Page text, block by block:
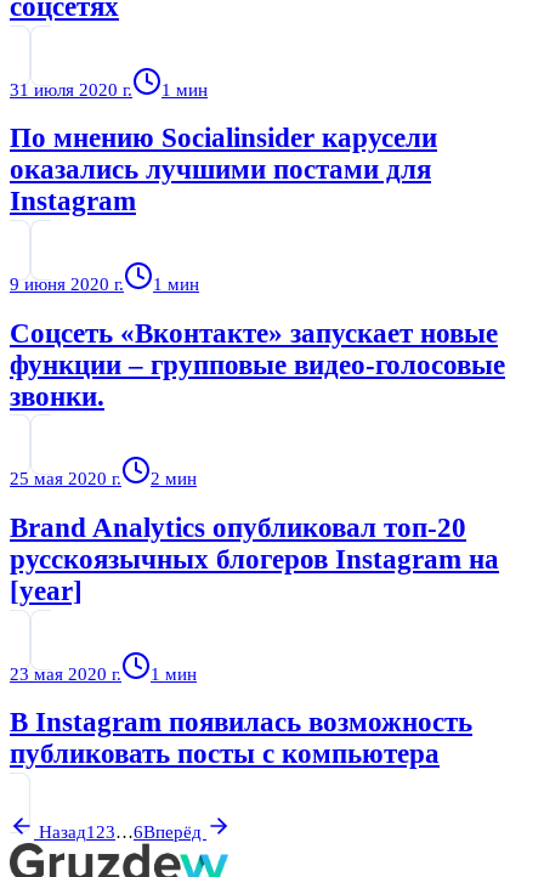
соцсетях
31 июля 2020 г. 1 мин
По мнению Socialinsider карусели
оказались лучшими постами для
Instagram
9 июня 2020 г. 1 мин
Соцсеть «Вконтакте» запускает новые
функции – групповые видео-голосовые
звонки.
25 мая 2020 г. 2 мин
Brand Analytics опубликовал топ-20
русскоязычных блогеров Instagram на
[year]
23 мая 2020 г. 1 мин
В Instagram появилась возможность
публиковать посты с компьютера
Назад1 23…6Вперёд